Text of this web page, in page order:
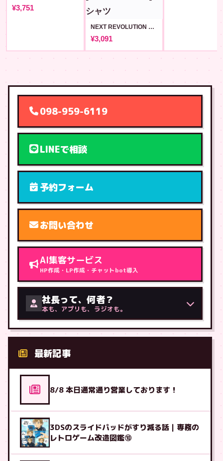
¥3,751
NEXT REVOLUTION デザインT #32 [NextRevolution]
¥3,091
098-959-6119
LINEで相談
予約フォーム
お問い合わせ
AI集客サービス
HP作成・LP作成・チャットbot導入
社長って、何者？
本も、アプリも、ラジオも。
最新記事
8/8 本日通常通り営業しております！
3DSのスライドパッドがすり減る話｜専務の
レトロゲーム改造図鑑⑩